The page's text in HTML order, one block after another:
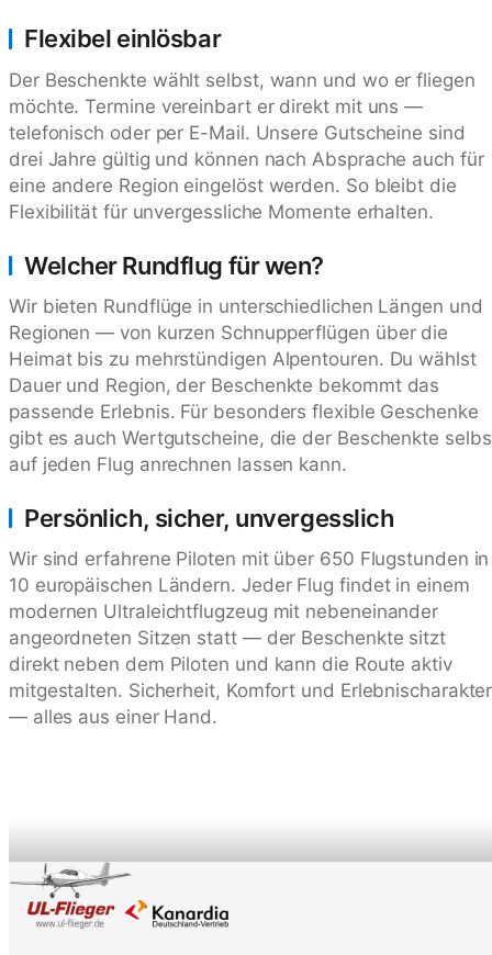
Flexibel einlösbar
Der Beschenkte wählt selbst, wann und wo er fliegen
möchte. Termine vereinbart er direkt mit uns —
telefonisch oder per E-Mail. Unsere Gutscheine sind
drei Jahre gültig und können nach Absprache auch für
eine andere Region eingelöst werden. So bleibt die
Flexibilität für unvergessliche Momente erhalten.
Welcher Rundflug für wen?
Wir bieten Rundflüge in unterschiedlichen Längen und
Regionen — von kurzen Schnupperflügen über die
Heimat bis zu mehrstündigen Alpentouren. Du wählst
Dauer und Region, der Beschenkte bekommt das
passende Erlebnis. Für besonders flexible Geschenke
gibt es auch Wertgutscheine, die der Beschenkte
auf jeden Flug anrechnen lassen kann.
Persönlich, sicher, unvergesslich
Wir sind erfahrene Piloten mit über 650 Flugstunden in
10 europäischen Ländern. Jeder Flug findet in einem
modernen Ultraleichtflugzeug mit nebeneinander
angeordneten Sitzen statt — der Beschenkte sitzt
direkt neben dem Piloten und kann die Route aktiv
mitgestalten. Sicherheit, Komfort und Erlebnischarakter
— alles aus einer Hand.